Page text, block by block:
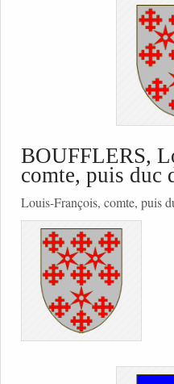
BOUFFLERS,
comte, puis duc
Louis-François, comte, puis